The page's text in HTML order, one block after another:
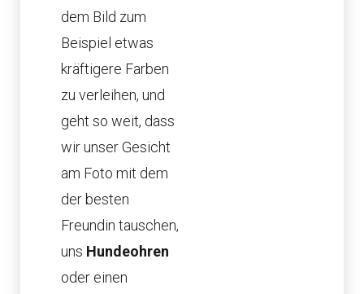
dem Bild zum
Beispiel etwas
kräftigere Farben
zu verleihen, und
geht so weit, dass
wir unser Gesicht
am Foto mit dem
der besten
Freundin tauschen,
uns Hundeohren
oder einen